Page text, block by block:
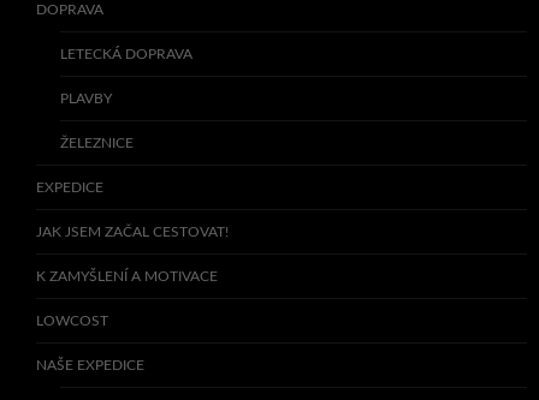
DOPRAVA
LETECKÁ DOPRAVA
PLAVBY
ŽELEZNICE
EXPEDICE
JAK JSEM ZAČAL CESTOVAT!
K ZAMYŠLENÍ A MOTIVACE
LOWCOST
NAŠE EXPEDICE